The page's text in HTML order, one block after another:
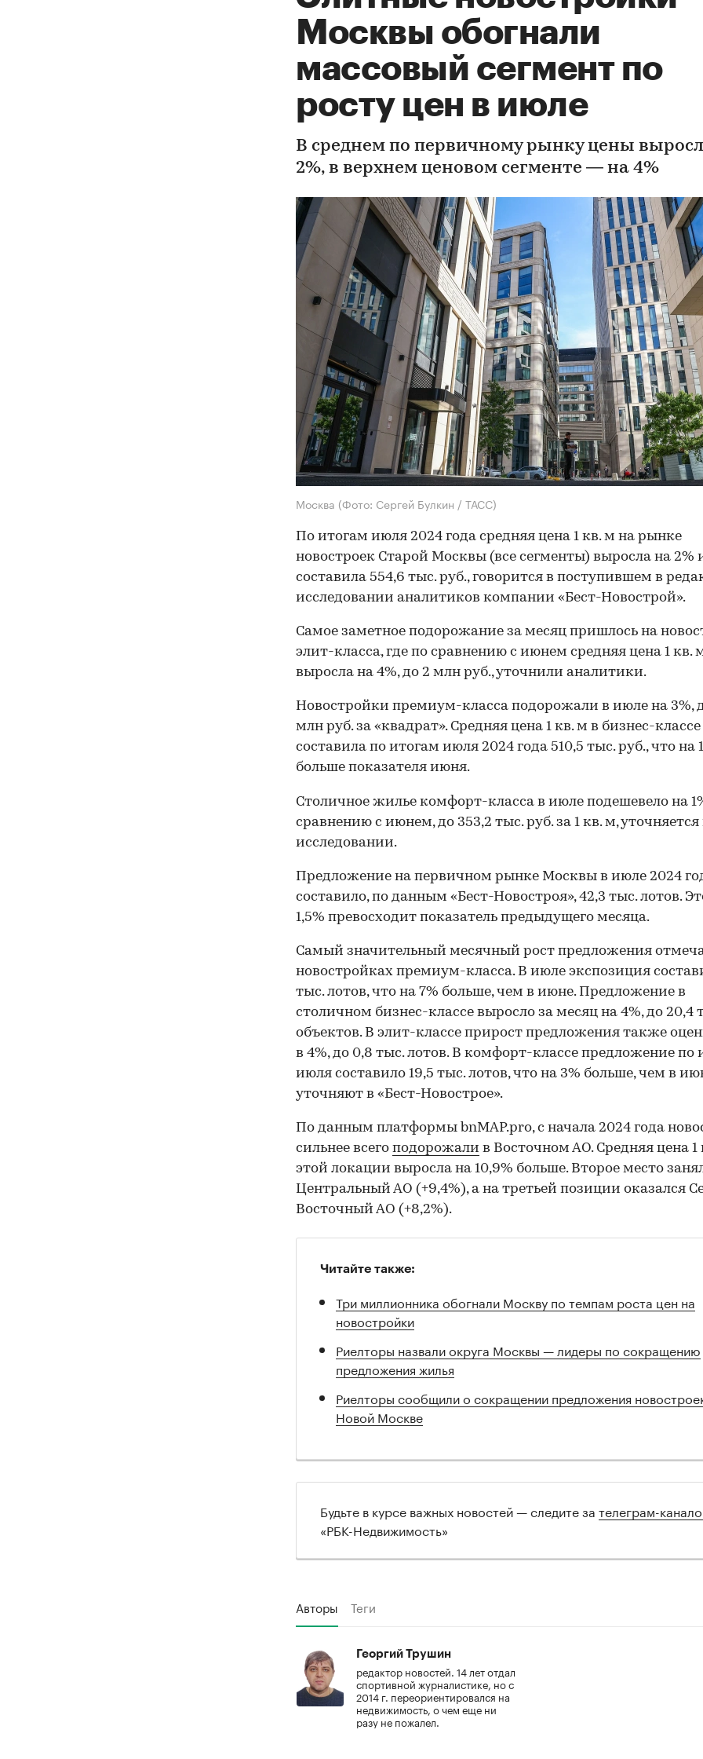
Москвы обогнали
массовый сегмент по
росту цен в июле
В среднем по первичному рынку цены
2%, в верхнем ценовом сегменте — на 4%
Москва (Фото: Сергей Булкин / ТАСС)
По итогам июля 2024 года средняя цена 1 кв. м на рынке
новостроек Старой Москвы (все сегменты) выросла на 2%
составила 554,6 тыс. руб., говорится в поступившем в
исследовании аналитиков компании «Бест-Новострой».
Самое заметное подорожание за месяц пришлось на
элит-класса, где по сравнению с июнем средняя цена 1 кв.
выросла на 4%, до 2 млн руб., уточнили аналитики.
Новостройки премиум-класса подорожали в июле на 3%,
млн руб. за «квадрат». Средняя цена 1 кв. м в бизнес-классе
составила по итогам июля 2024 года 510,5 тыс. руб., что на
больше показателя июня.
Столичное жилье комфорт-класса в июле подешевело на
сравнению с июнем, до 353,2 тыс. руб. за 1 кв. м, уточняется
исследовании.
Предложение на первичном рынке Москвы в июле 2024
составило, по данным «Бест-Новостроя», 42,3 тыс. лотов.
1,5% превосходит показатель предыдущего месяца.
Самый значительный месячный рост предложения
новостройках премиум-класса. В июле экспозиция
тыс. лотов, что на 7% больше, чем в июне. Предложение в
столичном бизнес-классе выросло за месяц на 4%, до 20,4
объектов. В элит-классе прирост предложения также
в 4%, до 0,8 тыс. лотов. В комфорт-классе предложение по
июля составило 19,5 тыс. лотов, что на 3% больше, чем в
уточняют в «Бест-Новострое».
По данным платформы bnMAP.pro, с начала 2024 года
сильнее всего подорожали в Восточном АО. Средняя цена 1
этой локации выросла на 10,9% больше. Второе место
Центральный АО (+9,4%), а на третьей позиции оказался
Восточный АО (+8,2%).
Читайте также:
Три миллионника обогнали Москву по темпам роста цен на
новостройки
Риелторы назвали округа Москвы — лидеры по сокращению
предложения жилья
Риелторы сообщили о сокращении предложения
Новой Москве
Будьте в курсе важных новостей — следите за телеграм-
«РБК-Недвижимость»
Авторы Теги
Георгий Трушин
редактор новостей. 14 лет отдал
спортивной журналистике, но с
2014 г. переориентировался на
недвижимость, о чем еще ни
разу не пожалел.